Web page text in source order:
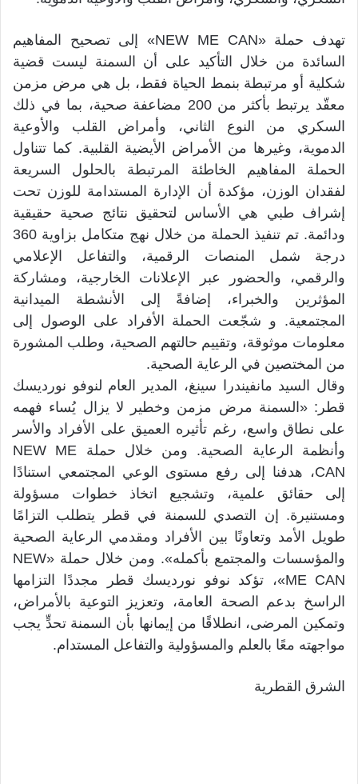
تهدف حملة «NEW ME CAN» إلى تصحيح المفاهيم
السائدة من خلال التأكيد على أن السمنة ليست قضية
شكلية أو مرتبطة بنمط الحياة فقط، بل هي مرض مزمن
معقّد يرتبط بأكثر من 200 مضاعفة صحية، بما في ذلك
السكري من النوع الثاني، وأمراض القلب والأوعية
الدموية، وغيرها من الأمراض الأيضية القلبية. كما تتناول
الحملة المفاهيم الخاطئة المرتبطة بالحلول السريعة
لفقدان الوزن، مؤكدة أن الإدارة المستدامة للوزن تحت
إشراف طبي هي الأساس لتحقيق نتائج صحية حقيقية
ودائمة. تم تنفيذ الحملة من خلال نهج متكامل بزاوية 360
درجة شمل المنصات الرقمية، والتفاعل الإعلامي
والرقمي، والحضور عبر الإعلانات الخارجية، ومشاركة
المؤثرين والخبراء، إضافةً إلى الأنشطة الميدانية
المجتمعية. و شجّعت الحملة الأفراد على الوصول إلى
معلومات موثوقة، وتقييم حالتهم الصحية، وطلب المشورة
من المختصين في الرعاية الصحية.
وقال السيد مانفيندرا سينغ، المدير العام لنوفو نورديسك
قطر: «السمنة مرض مزمن وخطير لا يزال يُساء فهمه
على نطاق واسع، رغم تأثيره العميق على الأفراد والأسر
وأنظمة الرعاية الصحية. ومن خلال حملة NEW ME
CAN، هدفنا إلى رفع مستوى الوعي المجتمعي استنادًا
إلى حقائق علمية، وتشجيع اتخاذ خطوات مسؤولة
ومستنيرة. إن التصدي للسمنة في قطر يتطلب التزامًا
طويل الأمد وتعاونًا بين الأفراد ومقدمي الرعاية الصحية
والمؤسسات والمجتمع بأكمله». ومن خلال حملة «NEW
ME CAN»، تؤكد نوفو نورديسك قطر مجددًا التزامها
الراسخ بدعم الصحة العامة، وتعزيز التوعية بالأمراض،
وتمكين المرضى، انطلاقًا من إيمانها بأن السمنة تحدٍّ يجب
مواجهته معًا بالعلم والمسؤولية والتفاعل المستدام.
الشرق القطرية